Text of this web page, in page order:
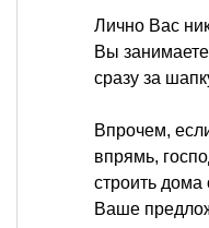
Лично Вас
Вы
сразу за
Впрочем,
впрямь,
строить
Ваше